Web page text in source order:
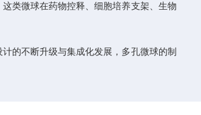
类微球在药物控释、细胞培养支架、生物
的不断升级与集成化发展，多孔微球的制